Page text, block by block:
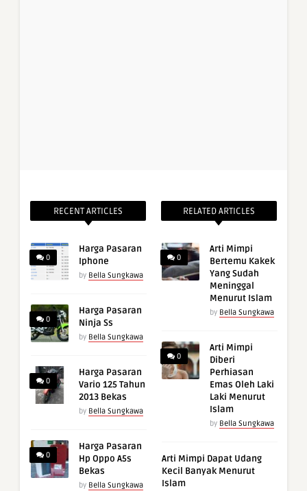
RECENT ARTICLES
0
Harga Pasaran
Iphone
by Bella Sungkawa
0
Harga Pasaran
Ninja Ss
by Bella Sungkawa
0
Harga Pasaran
Vario 125 Tahun
2013 Bekas
by Bella Sungkawa
0
Harga Pasaran
Hp Oppo A5s
Bekas
by Bella Sungkawa
RELATED ARTICLES
0
Arti Mimpi
Bertemu Kakek
Yang Sudah
Meninggal
Menurut Islam
by Bella Sungkawa
0
Arti Mimpi
Diberi
Perhiasan
Emas Oleh Laki
Laki Menurut
Islam
by Bella Sungkawa
Arti Mimpi Dapat Udang
Kecil Banyak Menurut
Islam